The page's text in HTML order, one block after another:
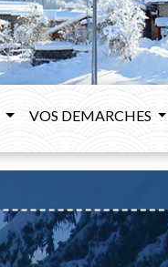
VOS DEMARCHES